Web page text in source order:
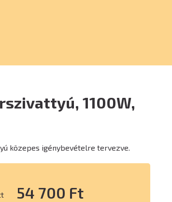
1100W,
közepes igénybevételre tervezve.
54 700 Ft